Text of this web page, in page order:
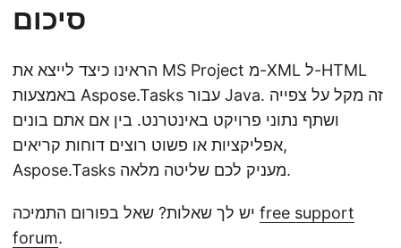
סיכום
הראינו כיצד לייצא את MS Project מ-XML ל-HTML
באמצעות Aspose.Tasks עבור Java. זה מקל על צפייה
ושתף נתוני פרויקט באינטרנט. בין אם אתם בונים
אפליקציות או פשוט רוצים דוחות קריאים,
Aspose.Tasks מעניק לכם שליטה מלאה.
free support
forum.